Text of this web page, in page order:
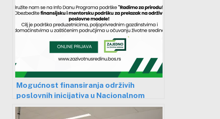
Mogućnost finansiranja održivih
poslovnih inicijativa u Nacionalnom
parku Đerdap